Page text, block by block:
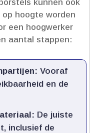
kunnen ook
hoogte worden
een hoogwerker
aantal stappen:
Vooraf
en de
De juiste
inclusief de